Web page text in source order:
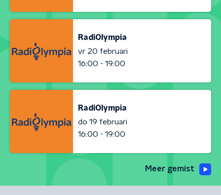
RadiOlympia
vr 20 februari
16:00 - 19:00
RadiOlympia
do 19 februari
16:00 - 19:00
Meer gemist